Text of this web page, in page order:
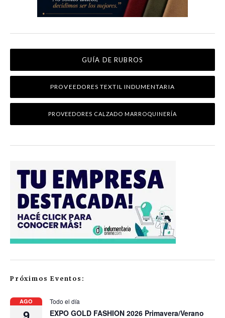
GUÍA DE RUBROS
PROVEEDORES TEXTIL INDUMENTARIA
PROVEEDORES CALZADO MARROQUINERÍA
Próximos Eventos:
AGO Todo el día
EXPO GOLD FASHION 2026 Primavera/Verano